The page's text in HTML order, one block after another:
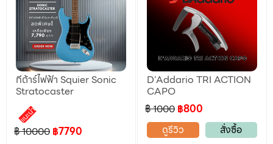
กีต้าร์ไฟฟ้า Squier Sonic
Stratocaster
แนะนำ
฿ 10000 ฿7790
D’Addario TRI ACTION
CAPO
฿ 1000 ฿800
ดูรีวิว
สั่งซื้อ